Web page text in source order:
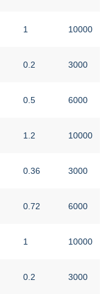
1 10000
0.2 3000
0.5 6000
1.2 10000
0.36 3000
0.72 6000
1 10000
0.2 3000